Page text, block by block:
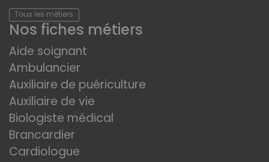
Tous les métiers
Nos fiches métiers
Aide soignant
Ambulancier
Auxiliaire de puériculture
Auxiliaire de vie
Biologiste médical
Brancardier
Cardiologue